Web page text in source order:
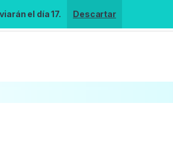
el día 17. Descartar